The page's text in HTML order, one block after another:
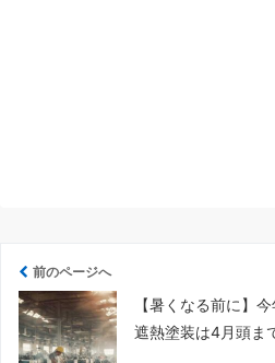
前のページへ
【暑くなる前に】
遮熱塗装は4月頭ま